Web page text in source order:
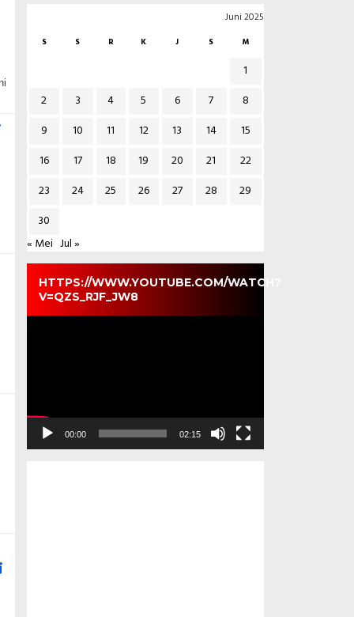
Juni 2025
S S R K J S M
1
2
3 4 5 6 7
8
9
10 11 12 13 14
15
16
17 18 19 20 21
22
23
24 25 26 27 28
29
30
« Mei Jul »
HTTPS://WWW.YOUTUBE.COM/WATCH?
V=QZS_RJF_JW8
Pemutar
00:00 02:15